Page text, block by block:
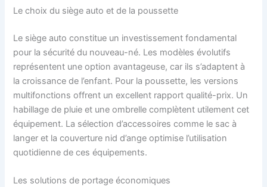
Le choix du siège auto et de la poussette
Le siège auto constitue un investissement fondamental
pour la sécurité du nouveau-né. Les modèles évolutifs
représentent une option avantageuse, car ils s’adaptent à
la croissance de l’enfant. Pour la poussette, les versions
multifonctions offrent un excellent rapport qualité-prix. Un
habillage de pluie et une ombrelle complètent utilement cet
équipement. La sélection d’accessoires comme le sac à
langer et la couverture nid d’ange optimise l’utilisation
quotidienne de ces équipements.
Les solutions de portage économiques